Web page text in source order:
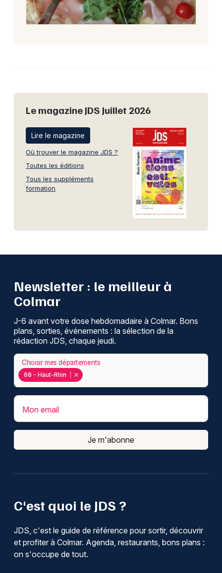
Le magazine JDS Juillet 2026
Lire le magazine
Où trouver le magazine JDS ?
Toutes les éditions
Tous les suppléments
formation
C'est quoi le JDS ?
JDS, c'est le guide de référence pour sortir, découvrir
et profiter à Colmar. Agenda, restaurants, bons plans :
on s'occupe de tout.
Newsletter : le meilleur à
Colmar
J-6 avant votre dose hebdomadaire à Colmar. Bons
plans, sorties, événements : la sélection de la
rédaction JDS, chaque jeudi.
68 - Haut-Rhin
Choisir mes départements
Mon email
Je m'abonne